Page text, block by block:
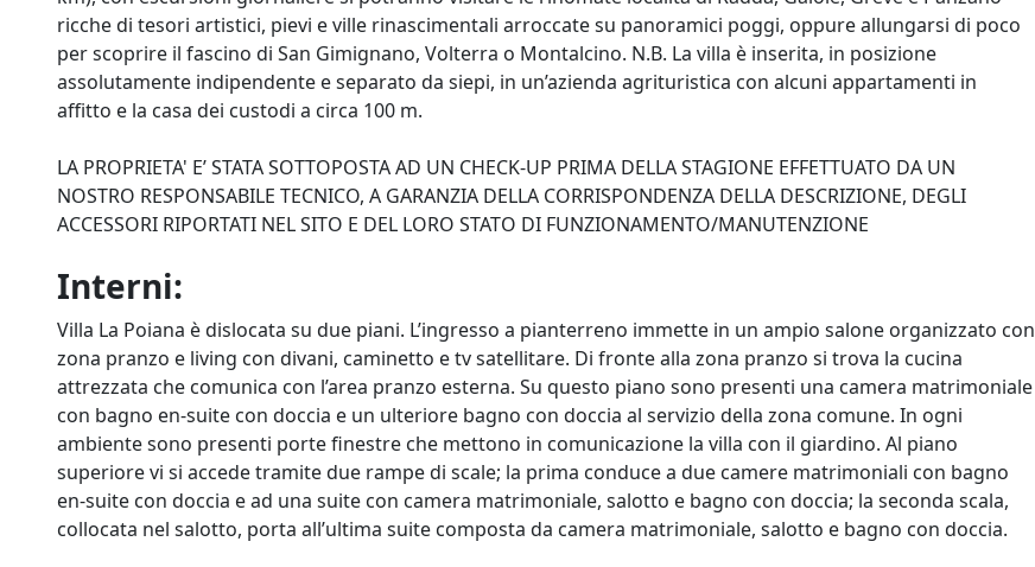
ricche di tesori artistici, pievi e ville rinascimentali arroccate su panoramici poggi, oppure allungarsi di poco
per scoprire il fascino di San Gimignano, Volterra o Montalcino. N.B. La villa è inserita, in posizione
assolutamente indipendente e separato da siepi, in un’azienda agrituristica con alcuni appartamenti in
affitto e la casa dei custodi a circa 100 m.
LA PROPRIETA' E’ STATA SOTTOPOSTA AD UN CHECK-UP PRIMA DELLA STAGIONE EFFETTUATO DA UN
NOSTRO RESPONSABILE TECNICO, A GARANZIA DELLA CORRISPONDENZA DELLA DESCRIZIONE, DEGLI
ACCESSORI RIPORTATI NEL SITO E DEL LORO STATO DI FUNZIONAMENTO/MANUTENZIONE
Interni:
Villa La Poiana è dislocata su due piani. L’ingresso a pianterreno immette in un ampio salone organizzato con
zona pranzo e living con divani, caminetto e tv satellitare. Di fronte alla zona pranzo si trova la cucina
attrezzata che comunica con l’area pranzo esterna. Su questo piano sono presenti una camera matrimoniale
con bagno en-suite con doccia e un ulteriore bagno con doccia al servizio della zona comune. In ogni
ambiente sono presenti porte finestre che mettono in comunicazione la villa con il giardino. Al piano
superiore vi si accede tramite due rampe di scale; la prima conduce a due camere matrimoniali con bagno
en-suite con doccia e ad una suite con camera matrimoniale, salotto e bagno con doccia; la seconda scala,
collocata nel salotto, porta all’ultima suite composta da camera matrimoniale, salotto e bagno con doccia.